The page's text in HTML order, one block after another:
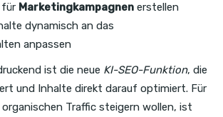
für Marketingkampagnen erstellen
dynamisch an das
anpassen
ist die neue KI-SEO-Funktion, die
und Inhalte direkt darauf optimiert. Für
Traffic steigern wollen, ist